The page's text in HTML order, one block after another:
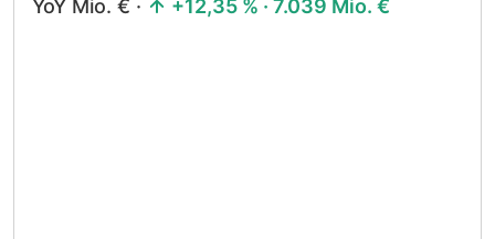
YoY Mio. € · +12,35 % · 7.039 Mio. €